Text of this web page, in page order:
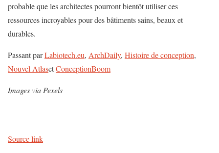
probable que les architectes pourront bientôt utiliser ces
ressources incroyables pour des bâtiments sains, beaux et
durables.
Passant parLabiotech.eu, ArchDaily, Histoire de conception,
Nouvel AtlasetConceptionBoom
Images via Pexels
Source link